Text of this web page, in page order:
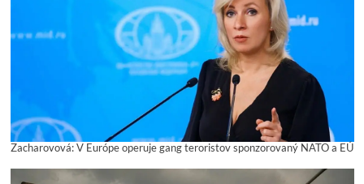
Zacharovová: V Európe operuje gang teroristov sponzorovaný NATO a EÚ